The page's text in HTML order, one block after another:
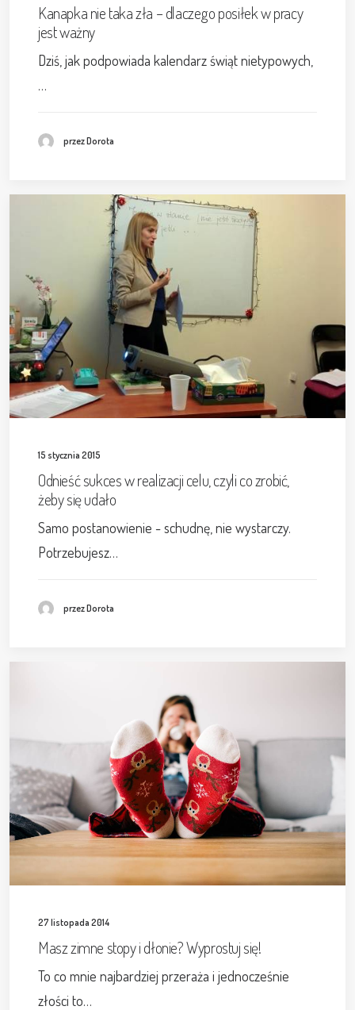
Kanapka nie taka zła – dlaczego posiłek w pracy
jest ważny
Dziś, jak podpowiada kalendarz świąt nietypowych,
…
przez Dorota
15 stycznia 2015
Odnieść sukces w realizacji celu, czyli co zrobić,
żeby się udało
Samo postanowienie - schudnę, nie wystarczy.
Potrzebujesz…
przez Dorota
27 listopada 2014
Masz zimne stopy i dłonie? Wyprostuj się!
To co mnie najbardziej przeraża i jednocześnie
złości to…